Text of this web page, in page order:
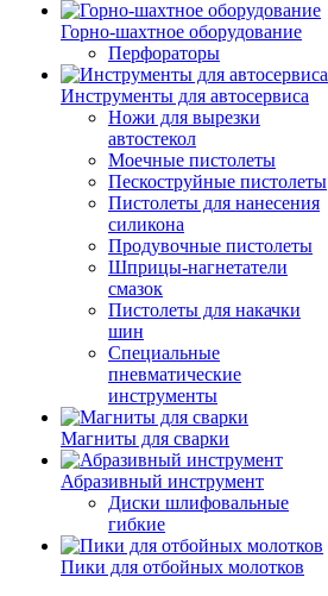
Горно-шахтное оборудование
Перфораторы
Инструменты для автосервиса
Ножи для вырезки
автостекол
Моечные пистолеты
Пескоструйные пистолеты
Пистолеты для нанесения
силикона
Продувочные пистолеты
Шприцы-нагнетатели
смазок
Пистолеты для накачки
шин
Специальные
пневматические
инструменты
Магниты для сварки
Абразивный инструмент
Диски шлифовальные
гибкие
Пики для отбойных молотков